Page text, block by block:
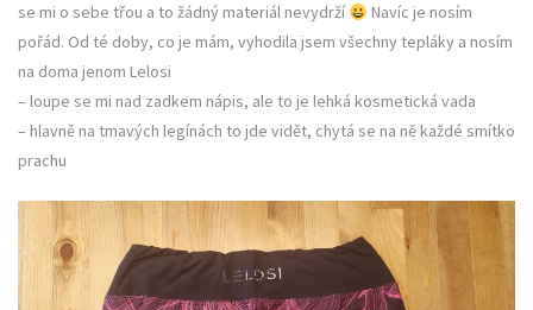
se mi o sebe třou a to žádný materiál nevydrží
Navíc je nosím
pořád. Od té doby, co je mám, vyhodila jsem všechny tepláky a nosím
na doma jenom Lelosi
– loupe se mi nad zadkem nápis, ale to je lehká kosmetická vada
– hlavně na tmavých legínách to jde vidět, chytá se na ně každé smítko
prachu